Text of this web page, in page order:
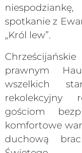
spotkanie z
„Król lew”.
prawnym
wszelkich
rekolekcyjny
gościom
komfortowe
duchową